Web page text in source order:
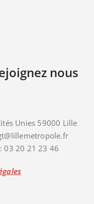
nous
Unies 59000 Lille
03 20 21 23 46